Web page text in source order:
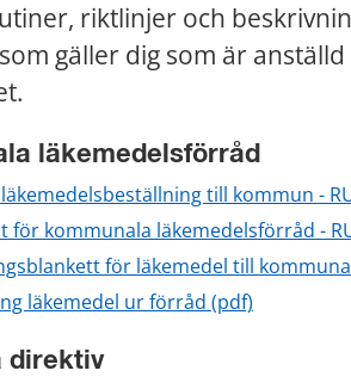
riktlinjer och
gäller dig som är
läkemedelsförråd
till kommun -
för kommunala läkemedelsförråd -
för läkemedel till
läkemedel ur förråd (pdf)
direktiv